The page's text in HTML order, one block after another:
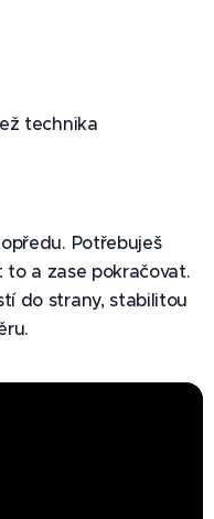
technika
Potřebuješ
a zase pokračovat.
do strany, stabilitou